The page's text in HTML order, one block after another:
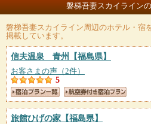
磐梯吾妻スカイラインの
磐梯吾妻スカイライン周辺のホテル・宿
掲載しています。
信夫温泉 青州 【福島県】
お客さまの声（2件）
5
旅館ひげの家 【福島県】